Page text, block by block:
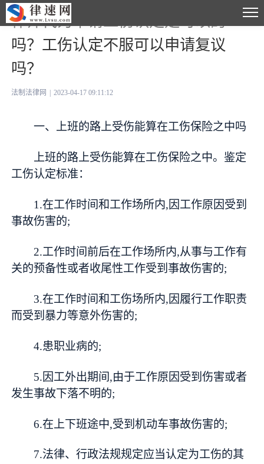
律师代为申请工伤认定是可以的
吗？工伤认定不服可以申请复议
吗？
法制法律网 2023-04-17 09:11:12
一、上班的路上受伤能算在工伤保险之中吗
上班的路上受伤能算在工伤保险之中。鉴定
工伤认定标准：
1.在工作时间和工作场所内,因工作原因受到
事故伤害的;
2.工作时间前后在工作场所内,从事与工作有
关的预备性或者收尾性工作受到事故伤害的;
3.在工作时间和工伤场所内,因履行工作职责
而受到暴力等意外伤害的;
4.患职业病的;
5.因工外出期间,由于工作原因受到伤害或者
发生事故下落不明的;
6.在上下班途中,受到机动车事故伤害的;
7.法律、行政法规规定应当认定为工伤的其